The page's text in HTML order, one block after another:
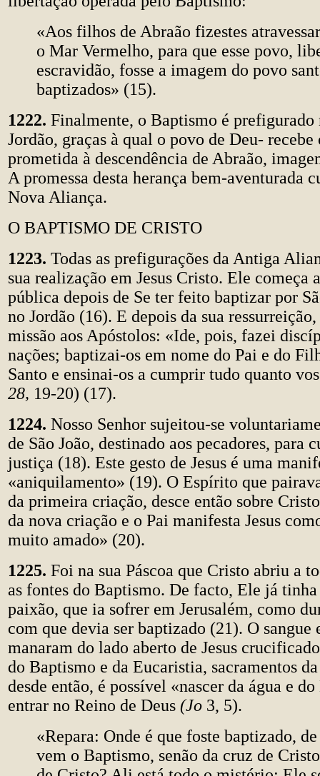
«Aos filhos de Abraão fizestes
o Mar Vermelho, para que esse povo,
escravidão, fosse a imagem do povo
baptizados» (15).
1222. Finalmente, o Baptismo é prefigurado
Jordão, graças à qual o povo de Deu-
prometida à descendência de Abraão,
A promessa desta herança bem-aventurada
Nova Aliança.
O BAPTISMO DE CRISTO
1223. Todas as prefigurações da Antiga
sua realização em Jesus Cristo. Ele começa
pública depois de Se ter feito baptizar por
no Jordão (16). E depois da sua
missão aos Apóstolos: «Ide, pois, fazei
nações; baptizai-os em nome do Pai e do
Santo e ensinai-os a cumprir tudo quanto
28, 19-20) (17).
1224. Nosso Senhor sujeitou-se
de São João, destinado aos pecadores, para
justiça (18). Este gesto de Jesus é uma
«aniquilamento» (19). O Espírito que
da primeira criação, desce então sobre
da nova criação e o Pai manifesta Jesus
muito amado» (20).
1225. Foi na sua Páscoa que Cristo abriu a
as fontes do Baptismo. De facto, Ele já
paixão, que ia sofrer em Jerusalém, como
com que devia ser baptizado (21). O sangue
manaram do lado aberto de Jesus
do Baptismo e da Eucaristia, sacramentos
desde então, é possível «nascer da água e
entrar no Reino de Deus (Jo 3, 5).
«Repara: Onde é que foste baptizado,
vem o Baptismo, senão da cruz de